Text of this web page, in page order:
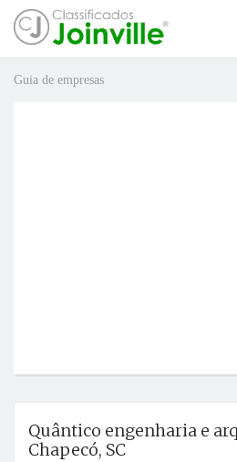
Guia de empresas
Quântico engenharia e
Chapecó, SC
GRÁTIS